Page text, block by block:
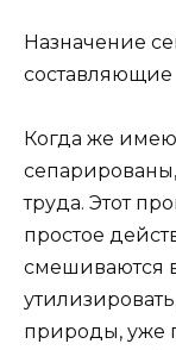
Назначение
составляющие
Когда же
труда. Этот
простое
смешиваются
природы, уже